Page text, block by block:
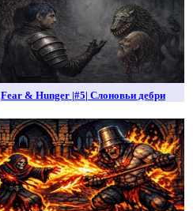
Fear & Hunger |#5| Слоновьи дебри